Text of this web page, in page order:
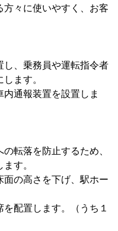
に使いやすく、お客
乗務員や運転指令者
ます。
報装置を設置しま
落を防止するため、
す。
高さを下げ、駅ホー
置します。（うち１